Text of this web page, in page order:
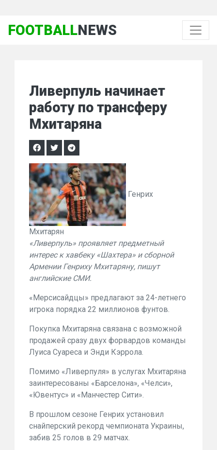
FOOTBALLNEWS
Ливерпуль начинает
работу по трансферу
Мхитаряна
Генрих
Мхитарян
«Ливерпуль» проявляет предметный
интерес к хавбеку «Шахтера» и сборной
Армении Генриху Мхитаряну, пишут
английские СМИ.
«Мерсисайдцы» предлагают за 24-летнего
игрока порядка 22 миллионов фунтов.
Покупка Мхитаряна связана с возможной
продажей сразу двух форвардов команды
Луиса Суареса и Энди Кэррола.
Помимо «Ливерпуля» в услугах Мхитаряна
заинтересованы «Барселона», «Челси»,
«Ювентус» и «Манчестер Сити».
В прошлом сезоне Генрих установил
снайперский рекорд чемпионата Украины,
забив 25 голов в 29 матчах.